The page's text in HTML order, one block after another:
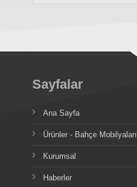
Sayfalar
Ana Sayfa
Ürünler - Bahçe Mobilyaları
Kurumsal
Haberler